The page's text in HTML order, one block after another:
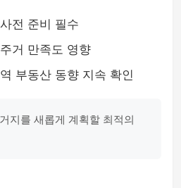
전 준비 필수
거 만족도 영향
부동산 동향 지속 확인
지를 새롭게 계획할 최적의